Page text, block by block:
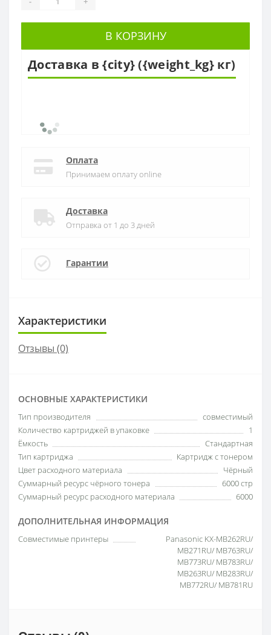
В КОРЗИНУ
Доставка в {city} ({weight_kg} кг)
Оплата
Принимаем оплату online
Доставка
Отправка от 1 до 3 дней
Гарантии
Характеристики
Отзывы (0)
ОСНОВНЫЕ ХАРАКТЕРИСТИКИ
Тип производителя
совместимый
Количество картриджей в упаковке
1
Ёмкость
Стандартная
Тип картриджа
Картридж с тонером
Цвет расходного материала
Чёрный
Суммарный ресурс чёрного тонера
6000 стр
Суммарный ресурс расходного материала
6000
ДОПОЛНИТЕЛЬНАЯ ИНФОРМАЦИЯ
Совместимые принтеры
Panasonic KX-MB262RU/
MB271RU/ MB763RU/
MB773RU/ MB783RU/
MB263RU/ MB283RU/
MB772RU/ MB781RU